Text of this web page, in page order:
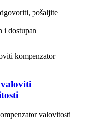
pošaljite
i dostupan
valovitosti